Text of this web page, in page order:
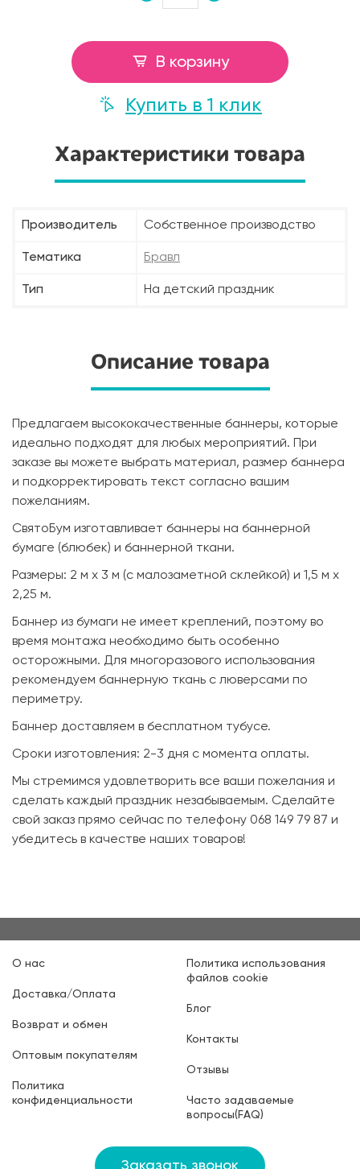
В корзину
Купить в 1 клик
Характеристики товара
Производитель Собственное производство
Тематика Бравл
Тип На детский праздник
Описание товара
Предлагаем высококачественные баннеры, которые
идеально подходят для любых мероприятий. При
заказе вы можете выбрать материал, размер баннера
и подкорректировать текст согласно вашим
пожеланиям.
СвятоБум изготавливает баннеры на баннерной
бумаге (блюбек) и баннерной ткани.
Размеры: 2 м х 3 м (с малозаметной склейкой) и 1,5 м х
2,25 м.
Баннер из бумаги не имеет креплений, поэтому во
время монтажа необходимо быть особенно
осторожными. Для многоразового использования
рекомендуем баннерную ткань с люверсами по
периметру.
Баннер доставляем в бесплатном тубусе.
Сроки изготовления: 2-3 дня с момента оплаты.
Мы стремимся удовлетворить все ваши пожелания и
сделать каждый праздник незабываемым. Сделайте
свой заказ прямо сейчас по телефону 068 149 79 87 и
убедитесь в качестве наших товаров!
О нас
Доставка/Оплата
Возврат и обмен
Оптовым покупателям
Политика
конфиденциальности
Политика использования
файлов cookie
Блог
Контакты
Отзывы
Часто задаваемые
вопросы(FAQ)
Заказать звонок